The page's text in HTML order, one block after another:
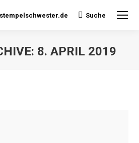
Search:
Suche
8. APRIL 2019